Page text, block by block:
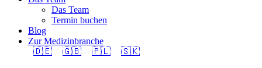
Das Team
Termin buchen
Blog
Zur Medizinbranche
🇩🇪
🇬🇧 🇵🇱 🇸🇰